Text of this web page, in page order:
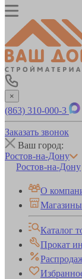
×
(863) 310-000-3
Заказать звонок
Ваш город:
Ростов-на-Дону
Ростов-на-Дону
О
Магазины
Каталог
Прокат